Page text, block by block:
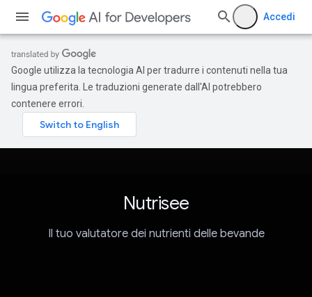
Accedi
Google utilizza la tecnologia AI per tradurre i contenuti nella tua
lingua preferita. Le traduzioni generate dall'AI potrebbero
contenere errori.
Nutrisee
Il tuo valutatore dei nutrienti delle bevande